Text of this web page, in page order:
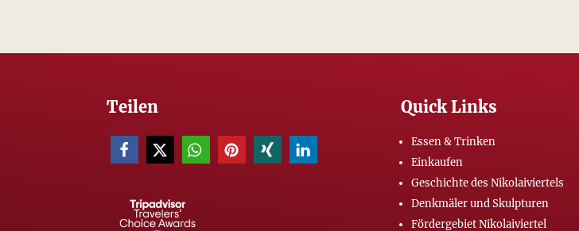
Teilen Quick Links
Essen & Trinken
Einkaufen
Geschichte des Nikolaiviertels
Denkmäler und Skulpturen
Fördergebiet Nikolaiviertel